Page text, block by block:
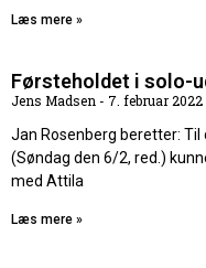
Læs mere »
Førsteholdet i solo-
Jens Madsen
7. februar 2022
Jan Rosenberg beretter:
(Søndag den 6/2, red.)
med Attila
Læs mere »